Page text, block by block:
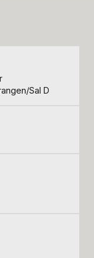
Sal D